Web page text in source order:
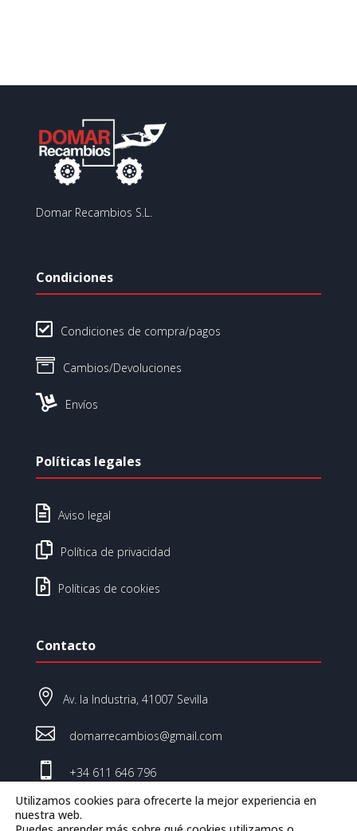
Domar Recambios S.L.
Condiciones
 Condiciones de compra/pagos
 Cambios/Devoluciones
 Envíos
Políticas legales
 Aviso legal
 Política de privacidad
 Políticas de cookies
Contacto
 Av. la Industria, 41007 Sevilla
 domarrecambios@gmail.com
 +34 611 646 796
Utilizamos cookies para ofrecerte la mejor experiencia en
nuestra web.